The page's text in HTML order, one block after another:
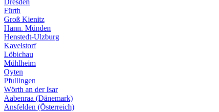
Fürth
Groß Kienitz
Hann. Münden
Henstedt-Ulzburg
Kavelstorf
Löbichau
Mühlheim
Oyten
Pfullingen
Wörth an der Isar
Aabenraa (Dänemark)
Ansfelden (Österreich)